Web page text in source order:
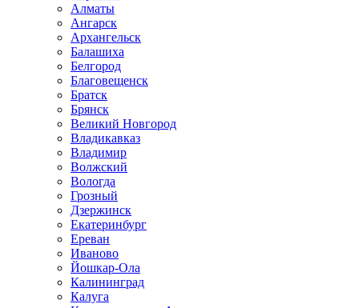
Алматы
Ангарск
Архангельск
Балашиха
Белгород
Благовещенск
Братск
Брянск
Великий Новгород
Владикавказ
Владимир
Волжский
Вологда
Грозный
Дзержинск
Екатеринбург
Ереван
Иваново
Йошкар-Ола
Калининград
Калуга